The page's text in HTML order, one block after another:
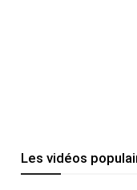
Les vidéos